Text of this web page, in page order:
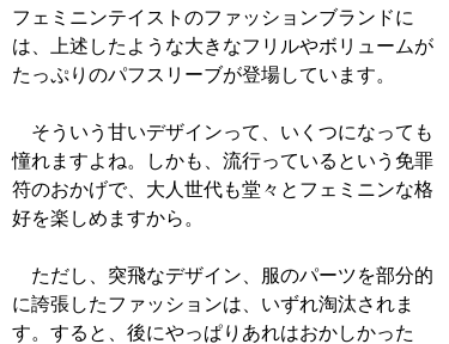
フェミニンテイストのファッションブランドに
は、上述したような大きなフリルやボリュームが
たっぷりのパフスリーブが登場しています。
そういう甘いデザインって、いくつになっても
憧れますよね。しかも、流行っているという免罪
符のおかげで、大人世代も堂々とフェミニンな格
好を楽しめますから。
ただし、突飛なデザイン、服のパーツを部分的
に誇張したファッションは、いずれ淘汰されま
す。すると、後にやっぱりあれはおかしかった